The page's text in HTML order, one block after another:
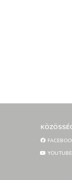
YOUTUBE